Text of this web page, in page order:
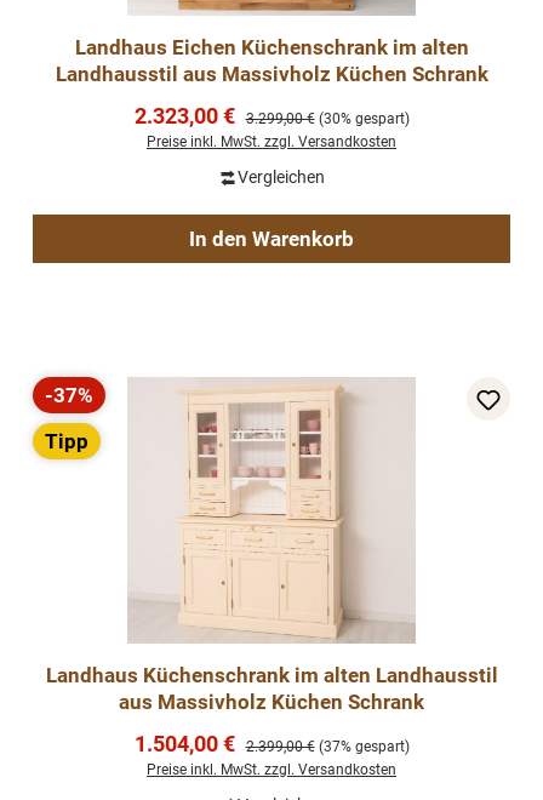
Landhaus Eichen Küchenschrank im alten
Landhausstil aus Massivholz Küchen Schrank
Verkaufspreis:
2.323,00 € Regulärer Preis:
3.299,00 € (30% gespart)
Preise inkl. MwSt. zzgl. Versandkosten
Vergleichen
In den Warenkorb
Rabatt
-37%
Tipp
Landhaus Küchenschrank im alten Landhausstil
aus Massivholz Küchen Schrank
Verkaufspreis:
1.504,00 € Regulärer Preis:
2.399,00 € (37% gespart)
Preise inkl. MwSt. zzgl. Versandkosten